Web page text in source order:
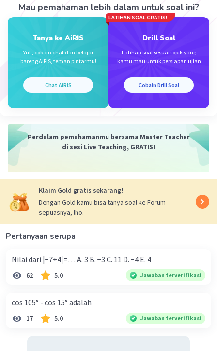
Iklan
Mau pemahaman lebih dalam untuk soal ini?
Tanya ke AiRIS
Yuk, cobain chat dan belajar
bareng AiRIS, teman pintarmu!
Chat AiRIS
LATIHAN SOAL GRATIS!
Drill Soal
Latihan soal sesuai topik yang
kamu mau untuk persiapan ujian
Cobain Drill Soal
Perdalam pemahamanmu bersama Master Teacher
di sesi Live Teaching, GRATIS!
Klaim Gold gratis sekarang!
Dengan Gold kamu bisa tanya soal ke Forum
sepuasnya, lho.
Pertanyaan serupa
Nilai dari |−7+4|=… A. 3 B. −3 C. 11 D. −4 E. 4
62 5.0 Jawaban terverifikasi
cos 105° - cos 15° adalah
17 5.0 Jawaban terverifikasi